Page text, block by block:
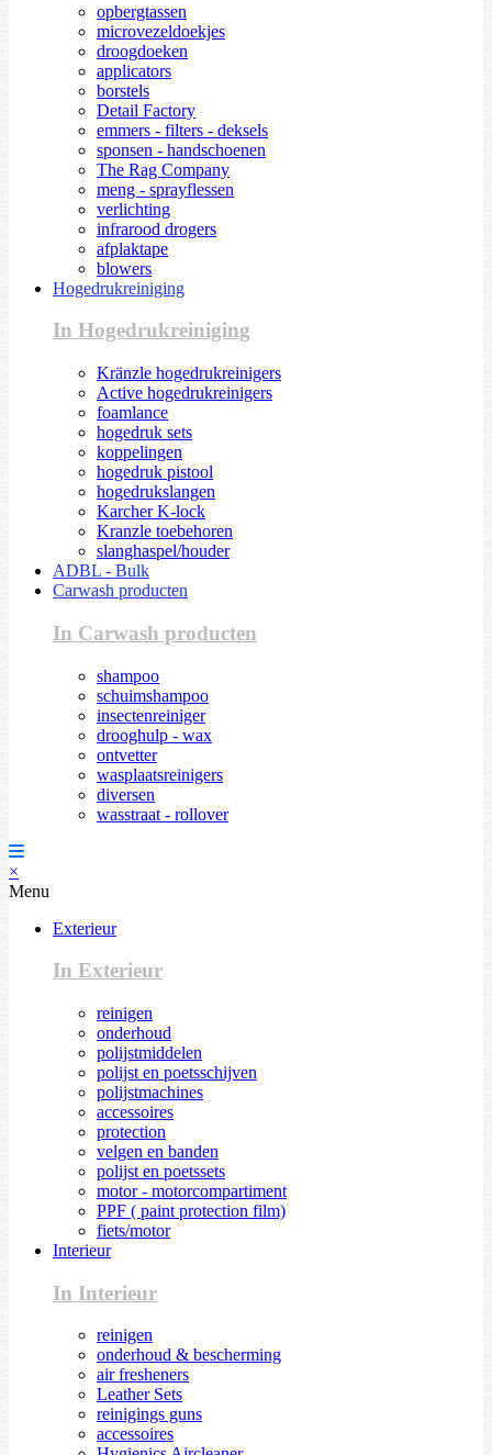
opbergtassen
microvezeldoekjes
droogdoeken
applicators
borstels
Detail Factory
emmers - filters - deksels
sponsen - handschoenen
The Rag Company
meng - sprayflessen
verlichting
infrarood drogers
afplaktape
blowers
Hogedrukreiniging
In Hogedrukreiniging
Kränzle hogedrukreinigers
Active hogedrukreinigers
foamlance
hogedruk sets
koppelingen
hogedruk pistool
hogedrukslangen
Karcher K-lock
Kranzle toebehoren
slanghaspel/houder
ADBL - Bulk
Carwash producten
In Carwash producten
shampoo
schuimshampoo
insectenreiniger
drooghulp - wax
ontvetter
wasplaatsreinigers
diversen
wasstraat - rollover
×
Menu
Exterieur
In Exterieur
reinigen
onderhoud
polijstmiddelen
polijst en poetsschijven
polijstmachines
accessoires
protection
velgen en banden
polijst en poetssets
motor - motorcompartiment
PPF ( paint protection film)
fiets/motor
Interieur
In Interieur
reinigen
onderhoud & bescherming
air fresheners
Leather Sets
reinigings guns
accessoires